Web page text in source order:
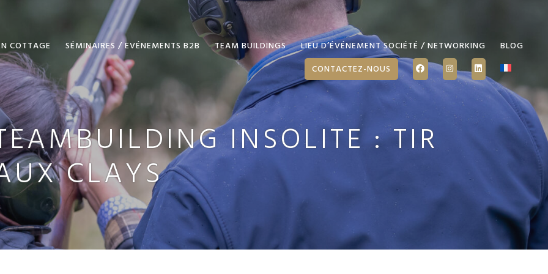
COTTAGE SÉMINAIRES / EVÉNEMENTS B2B TEAM BUILDINGS LIEU D’ÉVÉNEMENT SOCIÉTÉ / NETWORKING
BLOG
CONTACTEZ-NOUS
INSOLITE : TIR
CLAYS